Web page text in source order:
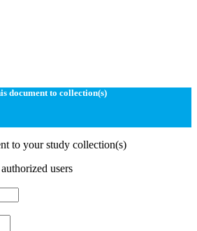
document to collection(s)
to your study collection(s)
users